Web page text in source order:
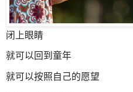
闭上眼睛
就可以回到童年
就可以按照自己的愿望